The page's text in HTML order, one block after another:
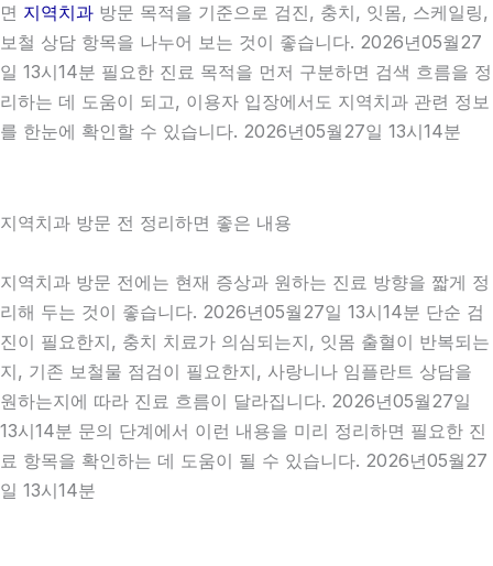
면 지역치과 방문 목적을 기준으로 검진, 충치, 잇몸, 스케일링,
보철 상담 항목을 나누어 보는 것이 좋습니다. 2026년05월27
일 13시14분 필요한 진료 목적을 먼저 구분하면 검색 흐름을 정
리하는 데 도움이 되고, 이용자 입장에서도 지역치과 관련 정보
를 한눈에 확인할 수 있습니다. 2026년05월27일 13시14분
지역치과 방문 전 정리하면 좋은 내용
지역치과 방문 전에는 현재 증상과 원하는 진료 방향을 짧게 정
리해 두는 것이 좋습니다. 2026년05월27일 13시14분 단순 검
진이 필요한지, 충치 치료가 의심되는지, 잇몸 출혈이 반복되는
지, 기존 보철물 점검이 필요한지, 사랑니나 임플란트 상담을
원하는지에 따라 진료 흐름이 달라집니다. 2026년05월27일
13시14분 문의 단계에서 이런 내용을 미리 정리하면 필요한 진
료 항목을 확인하는 데 도움이 될 수 있습니다. 2026년05월27
일 13시14분